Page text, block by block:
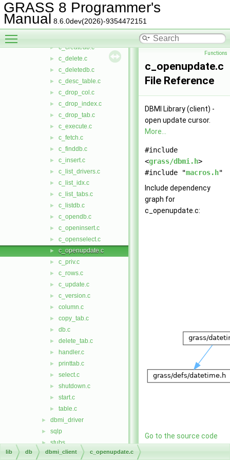
GRASS 8 Programmer's
Manual 8.6.0dev(2026)-9354472151
► c_close_cur.c
► c_closedb.c
► c_create_idx.c
► c_createdb.c
► c_delete.c
► c_deletedb.c
► c_desc_table.c
► c_drop_col.c
► c_drop_index.c
► c_drop_tab.c
► c_execute.c
► c_fetch.c
► c_finddb.c
► c_insert.c
► c_list_drivers.c
► c_list_idx.c
► c_list_tabs.c
► c_listdb.c
► c_opendb.c
► c_openinsert.c
► c_openselect.c
► c_openupdate.c
► c_priv.c
► c_rows.c
► c_update.c
► c_version.c
► column.c
► copy_tab.c
► db.c
► delete_tab.c
► handler.c
► printtab.c
► select.c
► shutdown.c
► start.c
► table.c
► dbmi_driver
► sqlp
► stubs
► display
Functions
c_openupdate.c
File Reference
DBMI Library (client) -
open update cursor.
More...
#include
<grass/dbmi.h>
#include "macros.h"
Include dependency
graph for
c_openupdate.c:
Go to the source code
lib db dbmi_client c_openupdate.c